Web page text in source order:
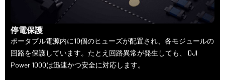
停電保護
ポータブル電源内に10個のヒューズが配置され、各モジュールの
回路を保護しています。たとえ回路異常が発生しても、 DJI
Power 1000は迅速かつ安全に対応します。